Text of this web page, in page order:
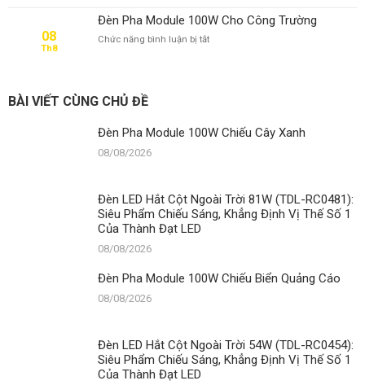
Cáo
08
Th8
Đèn Pha Module 100W Cho Công Trường
Chức năng bình luận bị tắtở
Trường
BÀI VIẾT CÙNG CHỦ ĐỀ
Đèn Pha Module 100W Chiếu Cây Xanh
08/08/2026
Đèn LED Hắt Cột Ngoài Trời 81W (TDL-RC0481):
Siêu Phẩm Chiếu Sáng, Khẳng Định Vị Thế Số 1
Của Thành Đạt LED
08/08/2026
Đèn Pha Module 100W Chiếu Biển Quảng Cáo
08/08/2026
Đèn LED Hắt Cột Ngoài Trời 54W (TDL-RC0454):
Siêu Phẩm Chiếu Sáng, Khẳng Định Vị Thế Số 1
Của Thành Đạt LED